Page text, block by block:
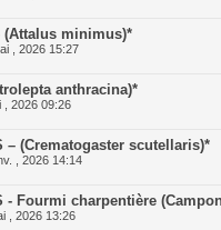
(Attalus minimus)*
, 2026 15:27
anthracina)*
, 2026 09:26
– (Crematogaster scutellaris)*
, 2026 14:14
- Fourmi charpentière
, 2026 13:26